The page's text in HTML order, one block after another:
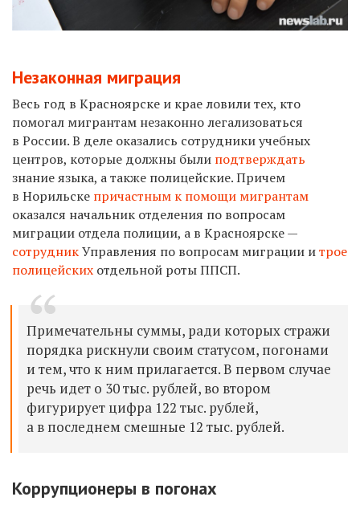
Незаконная миграция
Весь год в Красноярске и крае ловили тех, кто
помогал мигрантам незаконно легализоваться
в России. В деле оказались сотрудники учебных
центров, которые должны были подтверждать
знание языка, а также полицейские. Причем
в Норильске причастным к помощи мигрантам
оказался начальник отделения по вопросам
миграции отдела полиции, а в Красноярске —
сотрудникУправления по вопросам миграции итрое
полицейских отдельной роты ППСП.
Примечательны суммы, ради которых стражи
порядка рискнули своим статусом, погонами
и тем, что к ним прилагается. В первом случае
речь идет о 30 тыс. рублей, во втором
фигурирует цифра 122 тыс. рублей,
а в последнем смешные 12 тыс. рублей.
Коррупционеры в погонах